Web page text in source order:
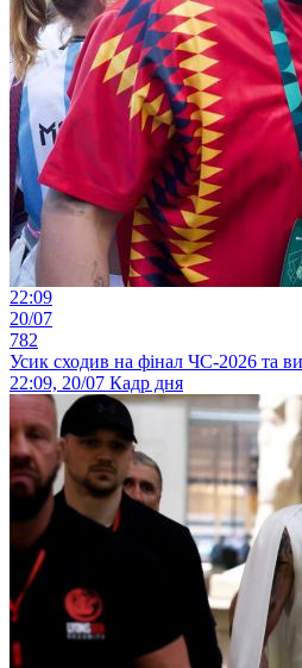
22:09
20/07
782
Усик сходив на фінал ЧС-2026 та
22:09, 20/07 Кадр дня